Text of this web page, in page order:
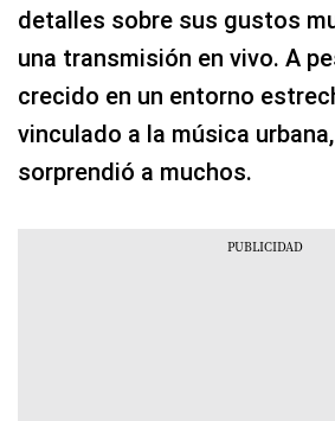
detalles sobre sus gustos
una transmisión en vivo. A
crecido en un entorno
vinculado a la música
sorprendió a muchos.